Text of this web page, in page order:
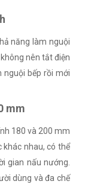
năng làm nguội
nên tắt điện
nguội bếp rồi mới
mm
180 và 200 mm
khác nhau, có thể
gian nấu nướng.
dùng và đa chế